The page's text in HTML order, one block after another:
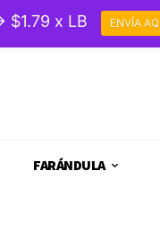
FARÁNDULA
$1.79 x LB ENVÍA